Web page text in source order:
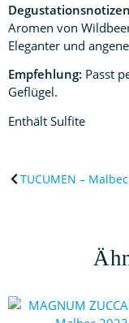
Aromen von
Eleganter und
Empfehlung: Passt
Geflügel.
Enthält Sulfite